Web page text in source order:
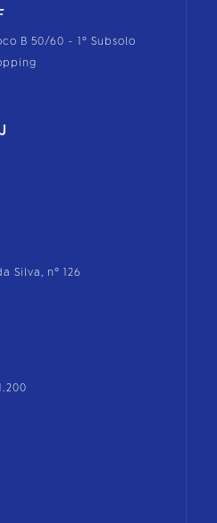
B 50/60 - 1º Subsolo
Silva, nº 126